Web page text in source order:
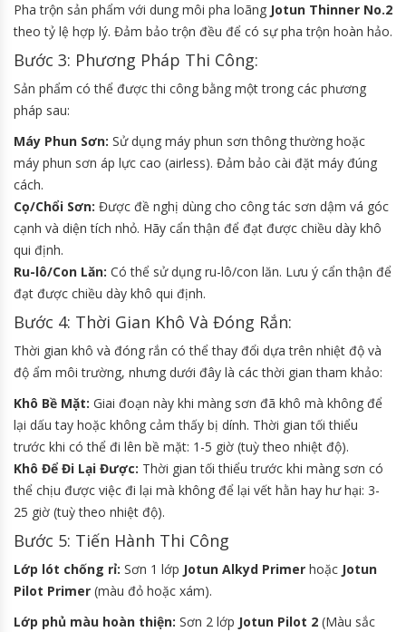
Pha trộn sản phẩm với dung môi pha loãng Jotun Thinner No.2
theo tỷ lệ hợp lý. Đảm bảo trộn đều để có sự pha trộn hoàn hảo.
Bước 3: Phương Pháp Thi Công:
Sản phẩm có thể được thi công bằng một trong các phương
pháp sau:
Máy Phun Sơn: Sử dụng máy phun sơn thông thường hoặc
máy phun sơn áp lực cao (airless). Đảm bảo cài đặt máy đúng
cách.
Cọ/Chổi Sơn: Được đề nghị dùng cho công tác sơn dậm vá góc
cạnh và diện tích nhỏ. Hãy cẩn thận để đạt được chiều dày khô
qui định.
Ru-lô/Con Lăn: Có thể sử dụng ru-lô/con lăn. Lưu ý cẩn thận để
đạt được chiều dày khô qui định.
Bước 4: Thời Gian Khô Và Đóng Rắn:
Thời gian khô và đóng rắn có thể thay đổi dựa trên nhiệt độ và
độ ẩm môi trường, nhưng dưới đây là các thời gian tham khảo:
Khô Bề Mặt: Giai đoạn này khi màng sơn đã khô mà không để
lại dấu tay hoặc không cảm thấy bị dính. Thời gian tối thiểu
trước khi có thể đi lên bề mặt: 1-5 giờ (tuỳ theo nhiệt độ).
Khô Để Đi Lại Được: Thời gian tối thiểu trước khi màng sơn có
thể chịu được việc đi lại mà không để lại vết hằn hay hư hại: 3-
25 giờ (tuỳ theo nhiệt độ).
Bước 5: Tiến Hành Thi Công
Lớp lót chống rỉ: Sơn 1 lớp Jotun Alkyd Primer hoặc Jotun
Pilot Primer (màu đỏ hoặc xám).
Lớp phủ màu hoàn thiện: Sơn 2 lớp Jotun Pilot 2 (Màu sắc